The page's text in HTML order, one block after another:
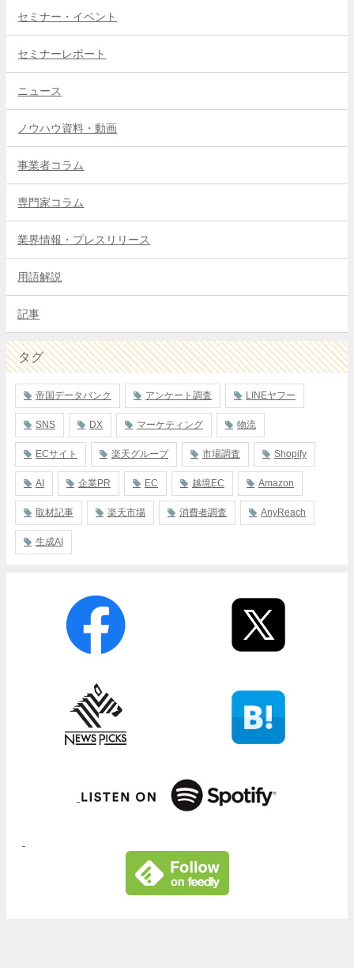
セミナー・イベント
セミナーレポート
ニュース
ノウハウ資料・動画
事業者コラム
専門家コラム
業界情報・プレスリリース
用語解説
記事
タグ
帝国データバンク アンケート調査 LINEヤフー
SNS DX マーケティング 物流
ECサイト 楽天グループ 市場調査 Shopify
AI 企業PR EC 越境EC Amazon
取材記事 楽天市場 消費者調査 AnyReach
生成AI